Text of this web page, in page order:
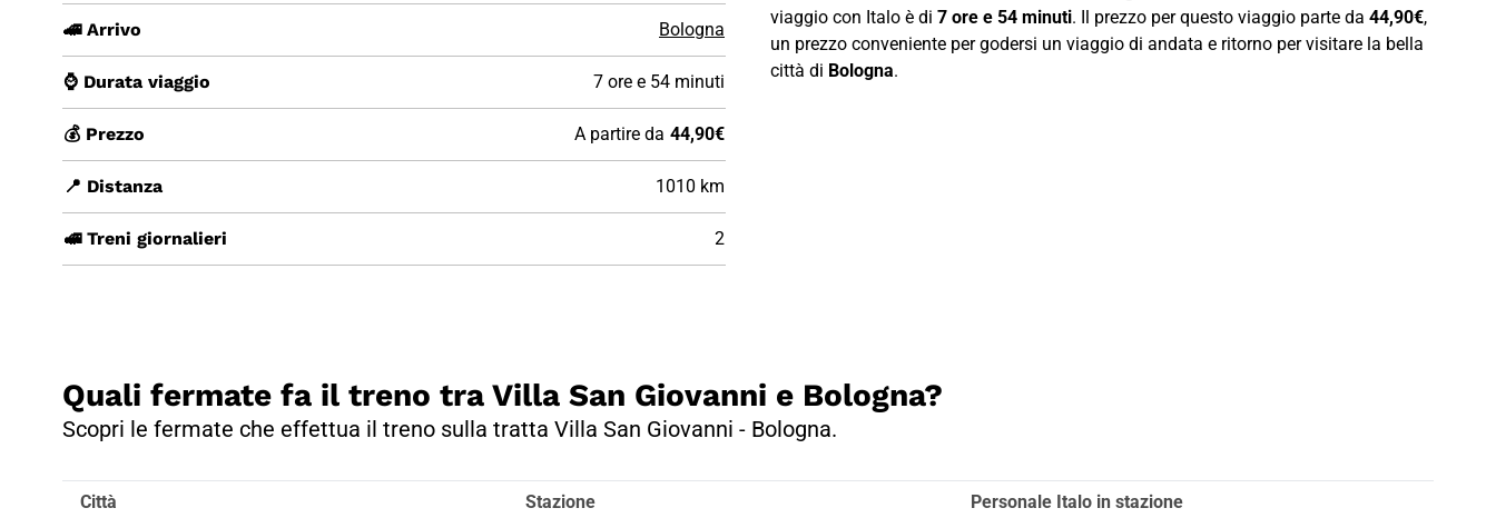
🚄 Arrivo Bologna
⌚ Durata viaggio 7 ore e 54 minuti
💰 Prezzo A partire da 44,90€
📍 Distanza 1010 km
🚅 Treni giornalieri 2
viaggio con Italo è di 7 ore e 54 minuti. Il prezzo per questo viaggio parte da 44,90€,
un prezzo conveniente per godersi un viaggio di andata e ritorno per visitare la bella
città di Bologna.
Quali fermate fa il treno tra Villa San Giovanni e Bologna?
Scopri le fermate che effettua il treno sulla tratta Villa San Giovanni - Bologna.
Città Stazione Personale Italo in stazione